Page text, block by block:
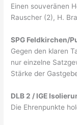
Einen souveränen
Rauscher (2), H.
SPG Feldkirchen/
Gegen den klaren
nur einzelne
Stärke der
DLB 2 / IGE
Die Ehrenpunkte